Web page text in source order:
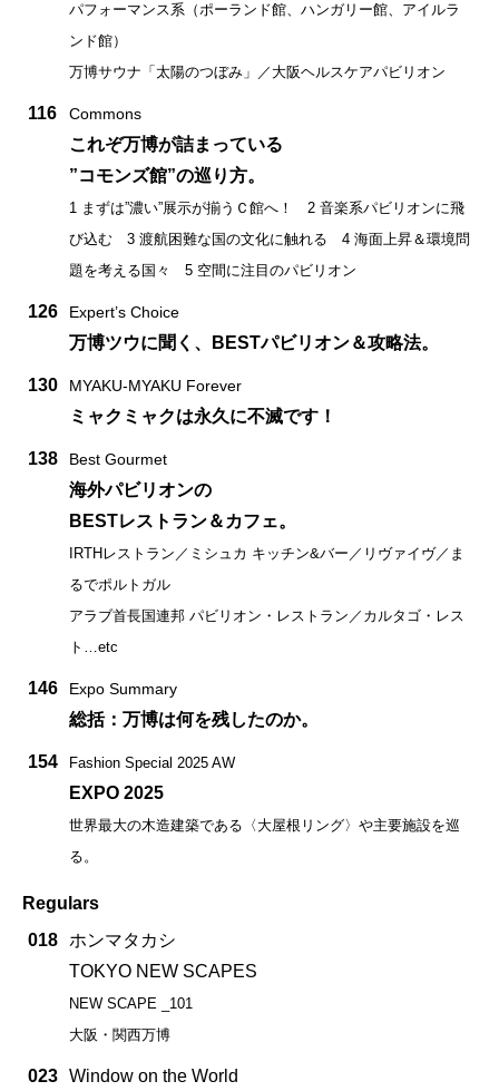
パフォーマンス系（ポーランド館、ハンガリー館、アイルラ
ンド館）
万博サウナ「太陽のつぼみ」／大阪ヘルスケアパビリオン
116 Commons
これぞ万博が詰まっている
”コモンズ館”の巡り方。
1 まずは”濃い”展示が揃うＣ館へ！ 2 音楽系パビリオンに飛
び込む 3 渡航困難な国の文化に触れる 4 海面上昇＆環境問
題を考える国々 5 空間に注目のパビリオン
126 Expert’s Choice
万博ツウに聞く、BESTパビリオン＆攻略法。
130 MYAKU-MYAKU Forever
ミャクミャクは永久に不滅です！
138 Best Gourmet
海外パビリオンの
BESTレストラン＆カフェ。
IRTHレストラン／ミシュカ キッチン&バー／リヴァイヴ／ま
るでポルトガル
アラブ首長国連邦 パビリオン・レストラン／カルタゴ・レス
ト…etc
146 Expo Summary
総括：万博は何を残したのか。
154 Fashion Special 2025 AW
EXPO 2025
世界最大の木造建築である〈大屋根リング〉や主要施設を巡
る。
Regulars
018
ホンマタカシ
TOKYO NEW SCAPES
NEW SCAPE _101
大阪・関西万博
023 Window on the World